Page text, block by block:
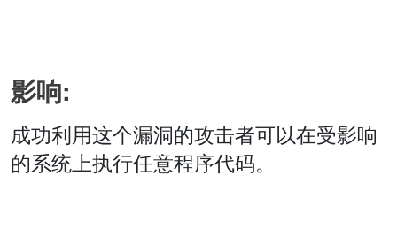
影响:
成功利用这个漏洞的攻击者可以在受影响
的系统上执行任意程序代码。